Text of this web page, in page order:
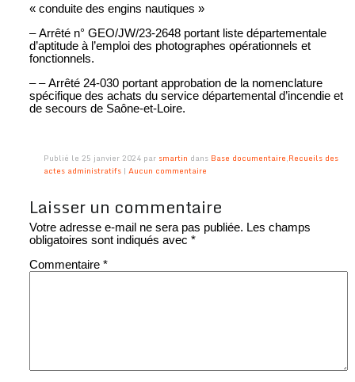
« conduite des engins nautiques »
– Arrêté n° GEO/JW/23-2648 portant liste départementale
d’aptitude à l’emploi des photographes opérationnels et
fonctionnels.
– – Arrêté 24-030 portant approbation de la nomenclature
spécifique des achats du service départemental d’incendie et
de secours de Saône-et-Loire.
Publié le 25 janvier 2024 par smartin dans Base documentaire,Recueils des
actes administratifs |Aucun commentaire
Laisser un commentaire
Votre adresse e-mail ne sera pas publiée. Les champs
obligatoires sont indiqués avec*
Commentaire*